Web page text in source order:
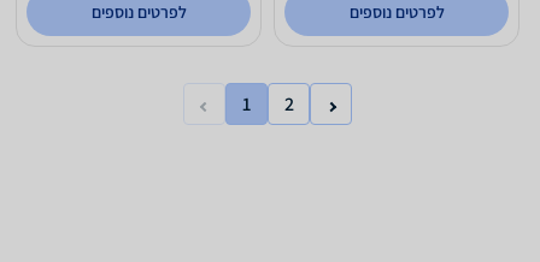
לפרטים נוספים לפרטים נוספים
1 2